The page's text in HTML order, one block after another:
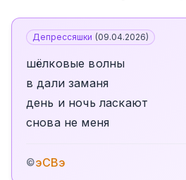
Депрессяшки (09.04.2026)
шёлковые волны
в дали заманя
день и ночь ласкают
снова не меня
©эСВэ